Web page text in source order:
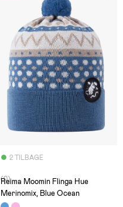
2 TILBAGE
(0)
Reima Moomin Flinga Hue
Merinomix, Blue Ocean